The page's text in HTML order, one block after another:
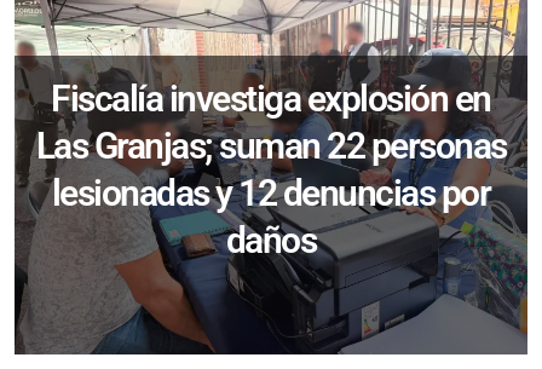
Fiscalía investiga explosión en
Las Granjas; suman 22 personas
lesionadas y 12 denuncias por
daños